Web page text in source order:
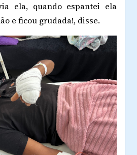
ela, quando espantei ela
e ficou grudada!, disse.